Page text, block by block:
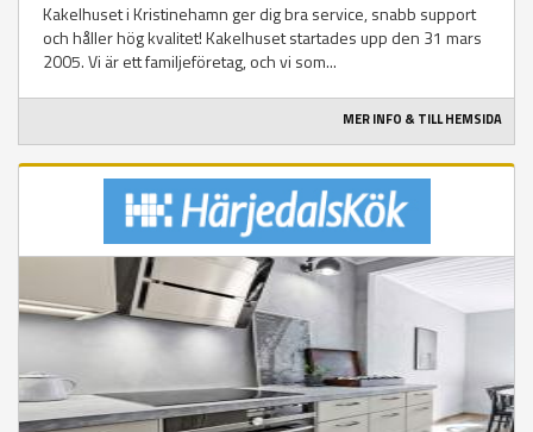
Kakelhuset i Kristinehamn ger dig bra service, snabb support
och håller hög kvalitet! Kakelhuset startades upp den 31 mars
2005. Vi är ett familjeföretag, och vi som...
MER INFO & TILL HEMSIDA